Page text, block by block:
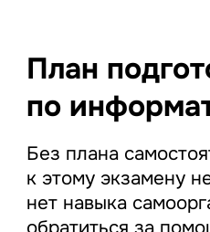
План
по
Без плана
к этому экзамену
нет навыка